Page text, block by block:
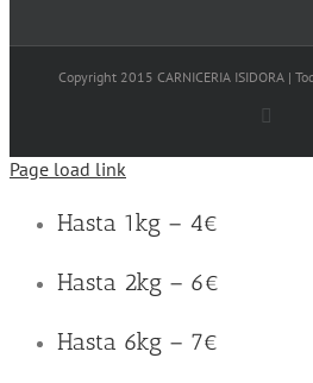
Copyright 2015 CARNICERIA ISIDORA |
Page load link
Hasta 1kg – 4€
Hasta 2kg – 6€
Hasta 6kg – 7€